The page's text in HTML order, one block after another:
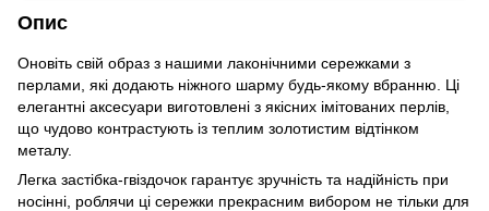
Опис
Оновіть свій образ з нашими лаконічними сережками з
перлами, які додають ніжного шарму будь-якому вбранню. Ці
елегантні аксесуари виготовлені з якісних імітованих перлів,
що чудово контрастують із теплим золотистим відтінком
металу.
Легка застібка-гвіздочок гарантує зручність та надійність при
носінні, роблячи ці сережки прекрасним вибором не тільки для